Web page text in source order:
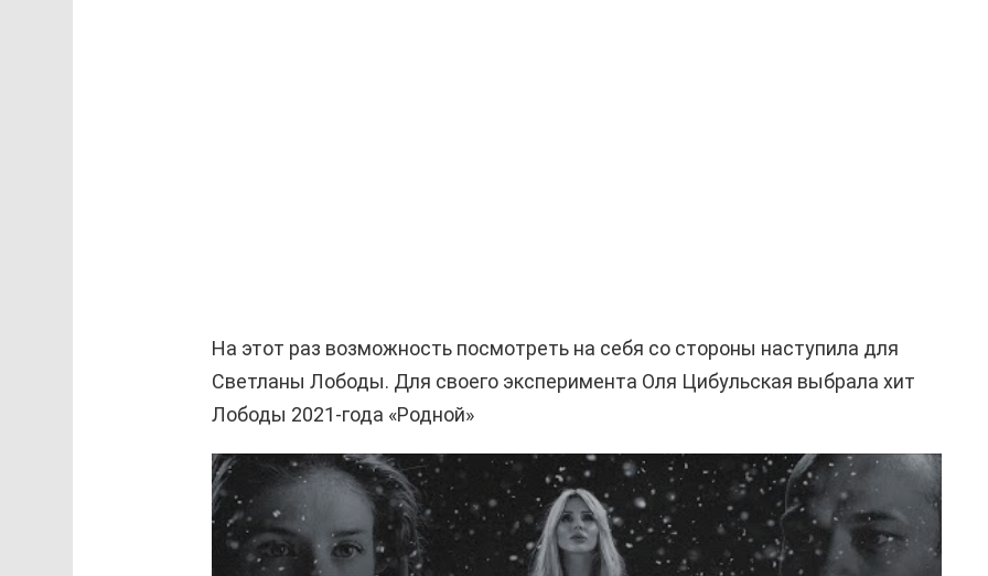
На этот раз возможность посмотреть на себя со стороны наступила для
Светланы Лободы. Для своего эксперимента Оля Цибульская выбрала хит
Лободы 2021-года «Родной»